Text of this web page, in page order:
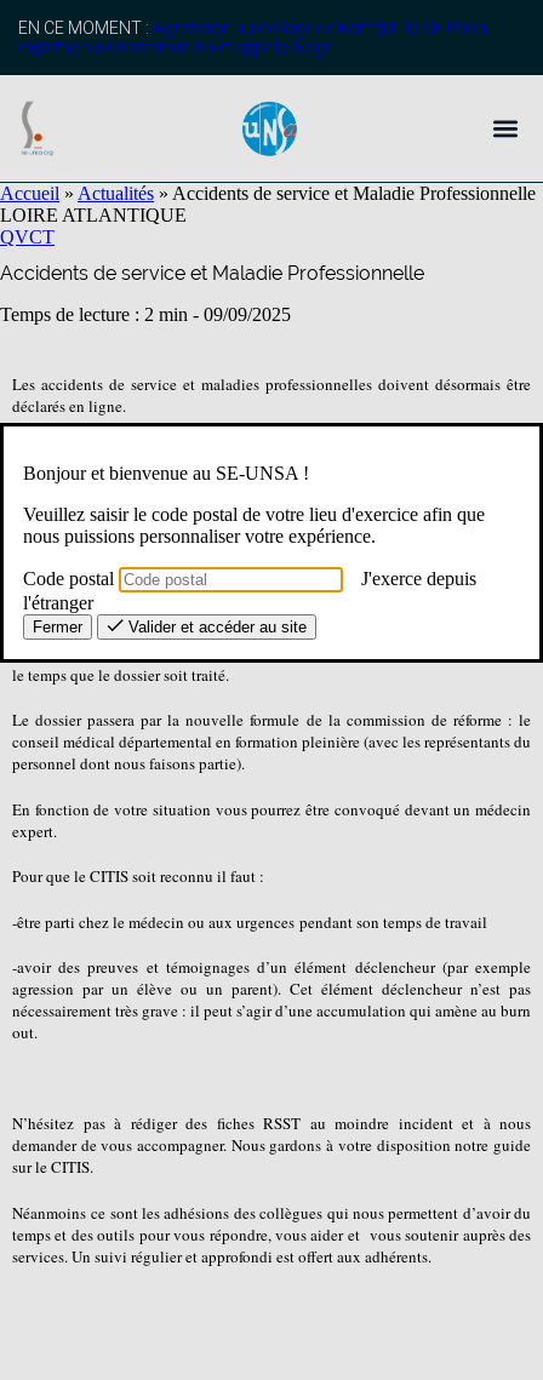
EN CE MOMENT : Agression au collège de Benfeld : le SE-Unsa
exprime sa consternation et appelle à agir
Accueil » Actualités » Accidents de service et Maladie Professionnelle
LOIRE ATLANTIQUE
QVCT
Accidents de service et Maladie Professionnelle
Temps de lecture : 2 min - 09/09/2025
Les accidents de service et maladies professionnelles doivent désormais être
déclarés en ligne.
d’apporter des éléments contradictoires.
Néanmoins une maladie professionnelle ne peut être reconnue que si un taux
d’IPP prévisionnel de 30% est déclaré par le médecin expert, ce qui est très rare.
Nous vous conseillons donc d’utiliser les formulaires d’accidents de service
le temps que le dossier soit traité.
Le dossier passera par la nouvelle formule de la commission de réforme : le
conseil médical départemental en formation pleinière (avec les représentants du
personnel dont nous faisons partie).
En fonction de votre situation vous pourrez être convoqué devant un médecin
expert.
Pour que le CITIS soit reconnu il faut :
-être parti chez le médecin ou aux urgences pendant son temps de travail
-avoir des preuves et témoignages d’un élément déclencheur (par exemple
agression par un élève ou un parent). Cet élément déclencheur n’est pas
nécessairement très grave : il peut s’agir d’une accumulation qui amène au burn
out.
N’hésitez pas à rédiger des fiches RSST au moindre incident et à nous
demander de vous accompagner. Nous gardons à votre disposition notre guide
sur le CITIS.
Néanmoins ce sont les adhésions des collègues qui nous permettent d’avoir du
temps et des outils pour vous répondre, vous aider et vous soutenir auprès des
services. Un suivi régulier et approfondi est offert aux adhérents.
Bonjour et bienvenue au SE-UNSA !
Veuillez saisir le code postal de votre lieu d'exercice afin que
nous puissions personnaliser votre expérience.
Code postal
J'exerce depuis
l'étranger
Fermer Valider et accéder au site